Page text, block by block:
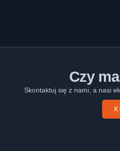
Czy
Skontaktuj się z nami, a nasi